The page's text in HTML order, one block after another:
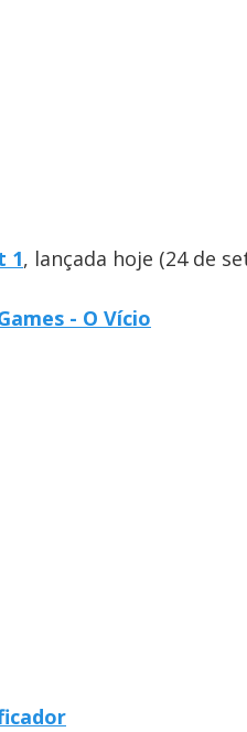
1, lançada hoje (24 de
- O Vício